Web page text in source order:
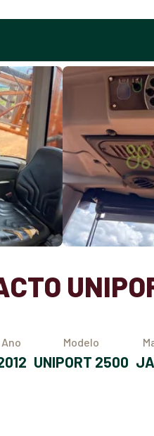
Ano
2012
Modelo
UNIPORT 2500